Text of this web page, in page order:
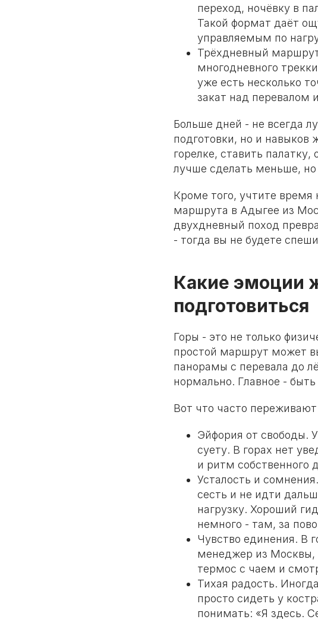
переход, ночёвку в
Такой формат даёт
управляемым по
Трёхдневный
многодневного
уже есть несколько
закат над перевалом
Больше дней - не всегда
подготовки, но и навыков
горелке, ставить
лучше сделать меньше, но
Кроме того, учтите время
маршрута в Адыгее из
двухдневный поход
- тогда вы не будете
Какие эмоции
подготовиться
Горы - это не только
простой маршрут может
панорамы с перевала до
нормально. Главное -
Вот что часто
Эйфория от свободы.
суету. В горах нет
и ритм собственного
Усталость и
сесть и не идти
нагрузку. Хороший
немного - там, за
Чувство единения. В
менеджер из Москвы,
термос с чаем и
Тихая радость.
просто сидеть у
понимать: «Я здесь.